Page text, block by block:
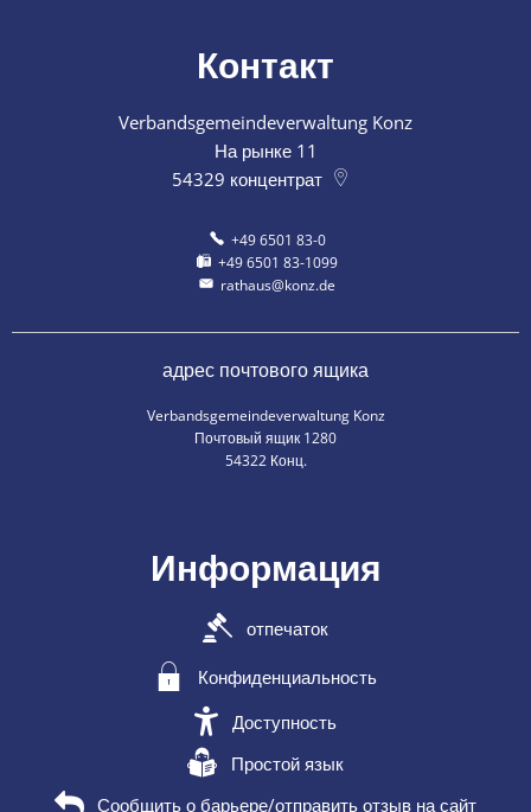
Контакт
Verbandsgemeindeverwaltung Konz
На рынке 11
54329 концентрат
+49 6501 83-0
+49 6501 83-1099
rathaus@konz.de
адрес почтового ящика
Verbandsgemeindeverwaltung Konz
Почтовый ящик 1280
54322 Конц.
Информация
отпечаток
Конфиденциальность
Доступность
Простой язык
Сообщить о барьере/отправить отзыв на сайт